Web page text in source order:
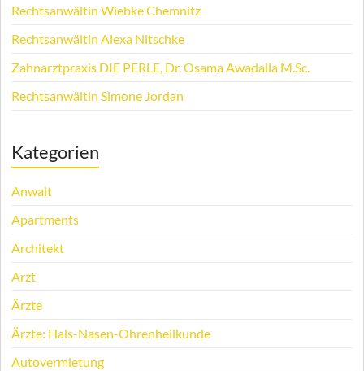
Rechtsanwältin Wiebke Chemnitz
Rechtsanwältin Alexa Nitschke
Zahnarztpraxis DIE PERLE, Dr. Osama Awadalla M.Sc.
Rechtsanwältin Simone Jordan
Kategorien
Anwalt
Apartments
Architekt
Arzt
Ärzte
Ärzte: Hals-Nasen-Ohrenheilkunde
Autovermietung